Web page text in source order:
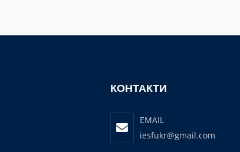
КОНТАКТИ
EMAIL
iesfukr@gmail.com